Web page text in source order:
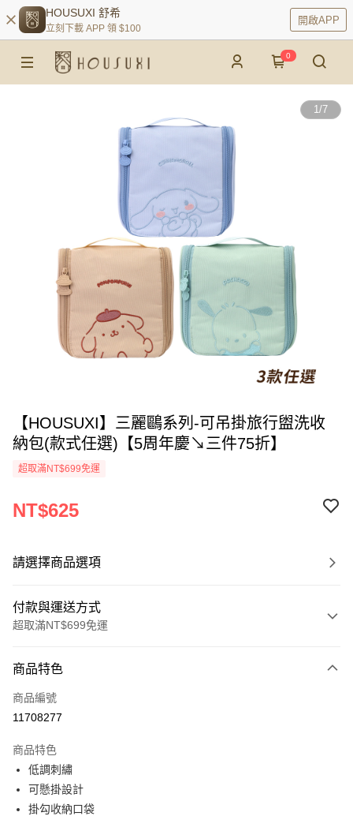
HOUSUXI 舒希
立刻下載 APP 領 $100
開啟APP
0
1/7
【HOUSUXI】三麗鷗系列-可吊掛旅行盥洗收
納包(款式任選)【5周年慶↘三件75折】
超取滿NT$699免運
NT$625
請選擇商品選項
付款與運送方式
超取滿NT$699免運
信用卡一次付款
超商取貨付款
Apple Pay
街口支付
商品特色
商品編號
11708277
商品特色
低調刺繡
可懸掛設計
掛勾收納口袋